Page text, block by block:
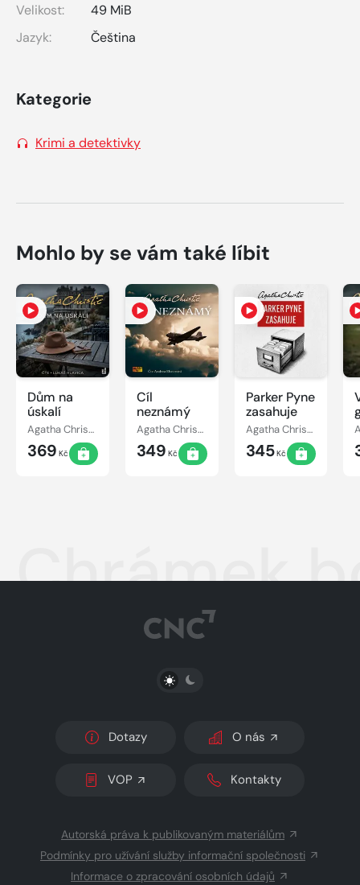
Velikost:
49 MiB
Jazyk:
Čeština
Kategorie
Krimi a detektivky
Mohlo by se vám také líbit
Dům na
úskalí
Agatha Christie
369 Kč
Cíl
neznámý
Agatha Christie
349 Kč
Parker Pyne
zasahuje
Agatha Christie
345Kč
Chrámek
PŘEPNOUT SVĚTLÝ/TMAVÝ REŽIM
Dotazy O nás
VOP Kontakty
Autorská práva k publikovaným materiálům
Podmínky pro užívání služby informační společnosti
Informace o zpracování osobních údajů